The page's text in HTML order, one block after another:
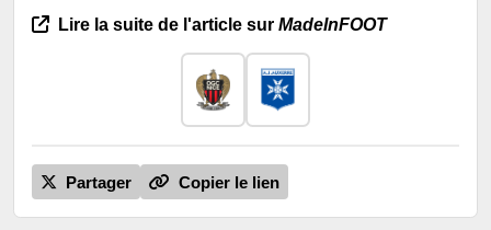
Lire la suite de l'article sur MadeInFOOT
Partager Copier le lien